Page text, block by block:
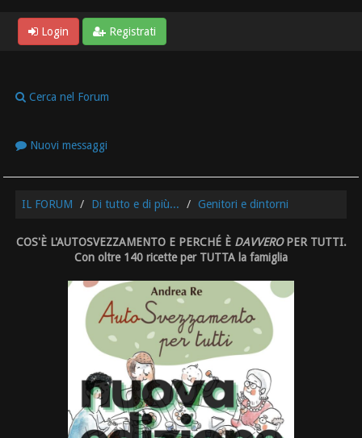
Login Registrati
Cerca nel Forum
Nuovi messaggi
IL FORUM Di tutto e di più... Genitori e dintorni
COS'È L'AUTOSVEZZAMENTO E PERCHÉ È DAVVEROPER TUTTI.
Con oltre 140 ricette per TUTTA la famiglia